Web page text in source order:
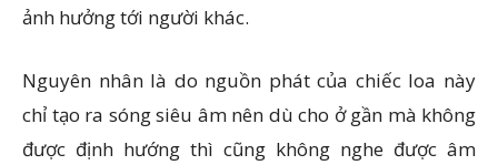
ảnh hưởng tới người khác.
Nguyên nhân là do nguồn phát của chiếc loa này
chỉ tạo ra sóng siêu âm nên dù cho ở gần mà không
được định hướng thì cũng không nghe được âm